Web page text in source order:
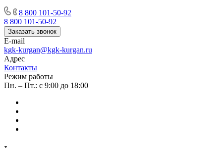
8 800 101-50-92
8 800 101-50-92
Заказать звонок
E-mail
kgk-kurgan@kgk-kurgan.ru
Адрес
Контакты
Режим работы
Пн. – Пт.: с 9:00 до 18:00